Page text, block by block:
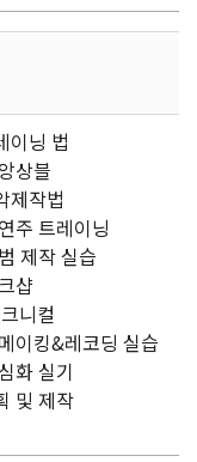
이닝 법
상블
제작법
주 트레이닝
제작 실습
샵
니컬
이킹&레코딩 실습
화 실기
및 제작